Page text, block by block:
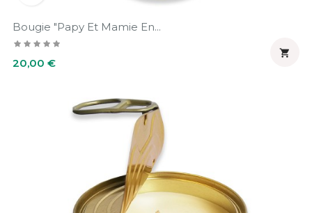
Bougie "Papy Et Mamie En...
Prix
20,00 €
